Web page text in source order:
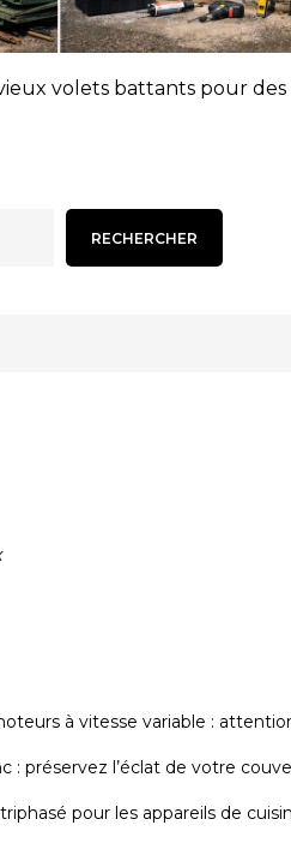
volets battants pour
RECHERCHER
à vitesse variable :
: préservez l’éclat de votre
pour les appareils de